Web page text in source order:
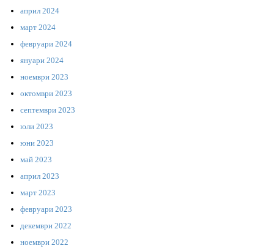
април 2024
март 2024
февруари 2024
януари 2024
ноември 2023
октомври 2023
септември 2023
юли 2023
юни 2023
май 2023
април 2023
март 2023
февруари 2023
декември 2022
ноември 2022